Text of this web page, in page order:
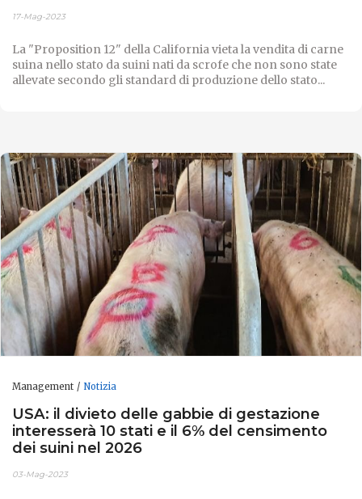
17-Mag-2023
La "Proposition 12" della California vieta la vendita di carne
suina nello stato da suini nati da scrofe che non sono state
allevate secondo gli standard di produzione dello stato...
Management Notizia
USA: il divieto delle gabbie di gestazione
interesserà 10 stati e il 6% del censimento
dei suini nel 2026
03-Mag-2023